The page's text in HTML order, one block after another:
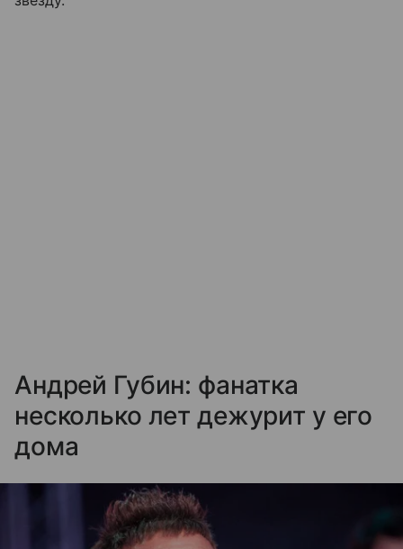
Андрей Губин: фанатка
несколько лет дежурит у его
дома